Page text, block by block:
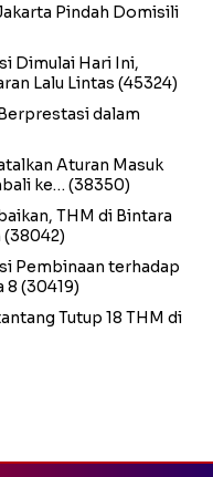
Pindah Domisili
Dimulai Hari Ini,
Lalu Lintas (45324)
dalam
Aturan Masuk
ke… (38350)
THM di Bintara
(38042)
Pembinaan terhadap
8 (30419)
Tutup 18 THM di